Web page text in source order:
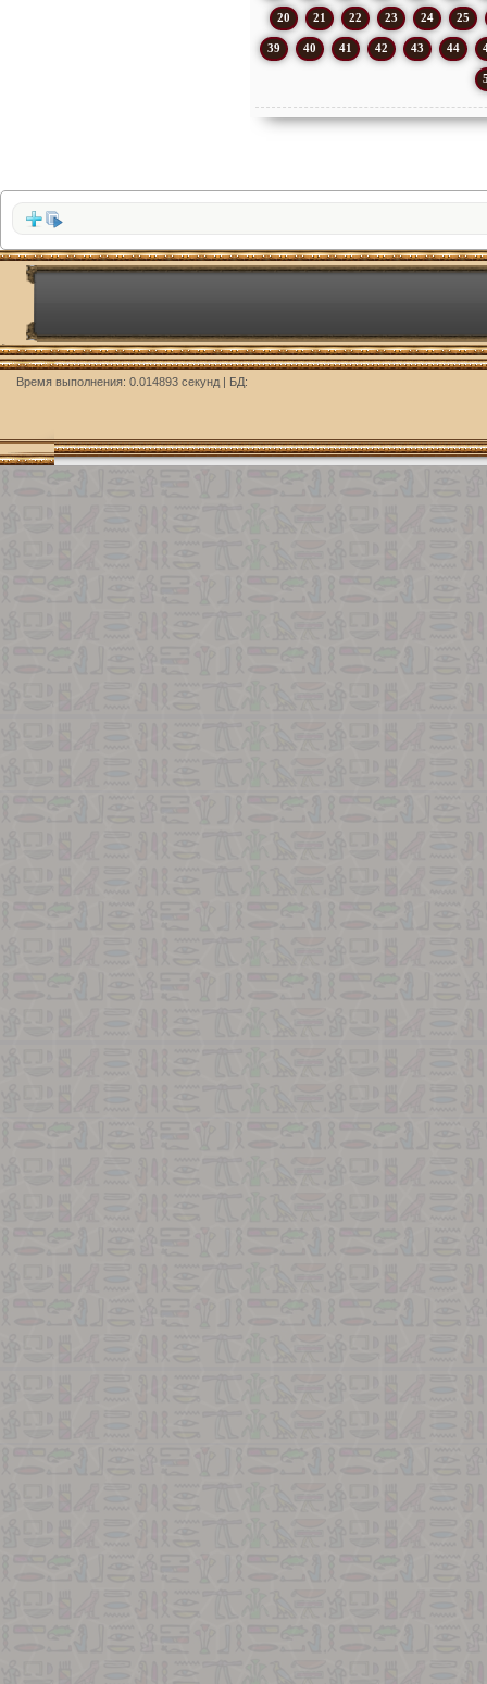
20 21 22 23 24 25
39 40 41 42 43 44
Время выполнения: 0.014893 секунд | БД: